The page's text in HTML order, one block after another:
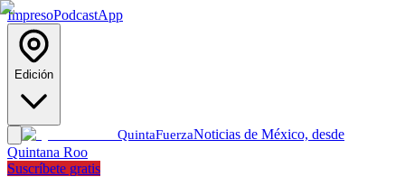
ImpresoPodcastApp
Edición
QuintaFuerzaNoticias de México, desde
Quintana Roo
Suscríbete gratis